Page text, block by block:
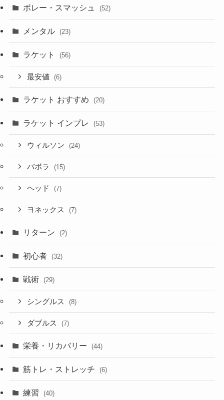
ボレー・スマッシュ (52)
メンタル (23)
ラケット (56)
最安値 (6)
ラケット おすすめ (20)
ラケット インプレ (53)
ウィルソン (24)
バボラ (15)
ヘッド (7)
ヨネックス (7)
リターン (2)
初心者 (32)
戦術 (29)
シングルス (8)
ダブルス (7)
栄養・リカバリー (44)
筋トレ・ストレッチ (6)
練習 (40)